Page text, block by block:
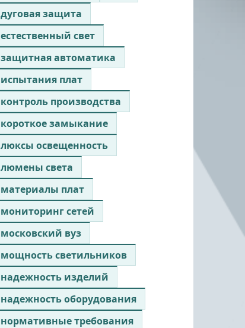
дуговая защита
естественный свет
защитная автоматика
испытания плат
контроль производства
короткое замыкание
люксы освещенность
люмены света
материалы плат
мониторинг сетей
московский вуз
мощность светильников
надежность изделий
надежность оборудования
нормативные требования